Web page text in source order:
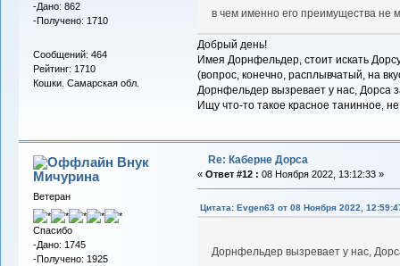
-Дано: 862
-Получено: 1710
Сообщений: 464
Рейтинг: 1710
Кошки. Самарская обл.
в чем именно его преимущества не
Добрый день!
Имея Дорнфельдер, стоит искать
(вопрос, конечно, расплывчатый, на
Дорнфельдер вызревает у нас, Дорса
Ищу что-то такое красное танинное,
Внук
Мичурина
Ветеран
Спасибо
-Дано: 1745
-Получено: 1925
Re: Каберне Дорса
« Ответ #12 : 08 Ноября 2022, 13:12:33 »
Цитата: Evgen63 от 08 Ноября 2022,
Дорнфельдер вызревает у нас,